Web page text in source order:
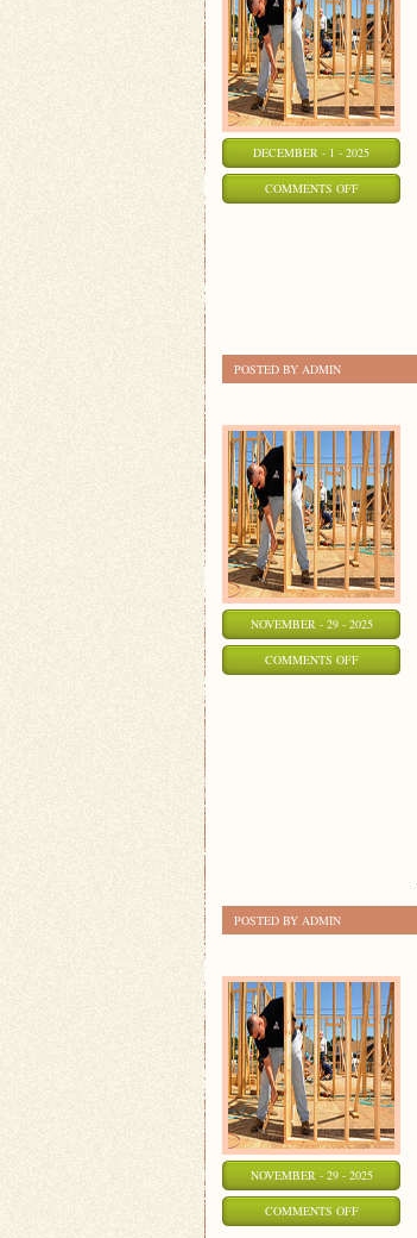
DECEMBER - 1 - 2025
COMMENTS OFFON
POSTED BY ADMIN
NOVEMBER - 29 - 2025
COMMENTS OFFON
POSTED BY ADMIN
NOVEMBER - 29 - 2025
COMMENTS OFFON